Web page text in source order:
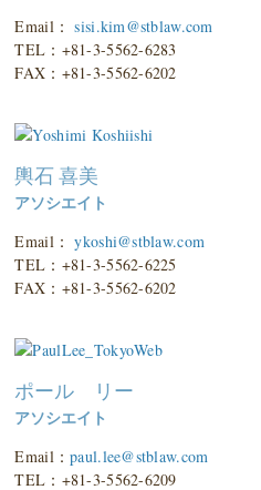
Email：sisi.kim@stblaw.com
TEL：+81-3-5562-6283
FAX：+81-3-5562-6202
輿石 喜美
アソシエイト
Email：ykoshi@stblaw.com
TEL：+81-3-5562-6225
FAX：+81-3-5562-6202
ポール リー
アソシエイト
Email：paul.lee@stblaw.com
TEL：+81-3-5562-6209